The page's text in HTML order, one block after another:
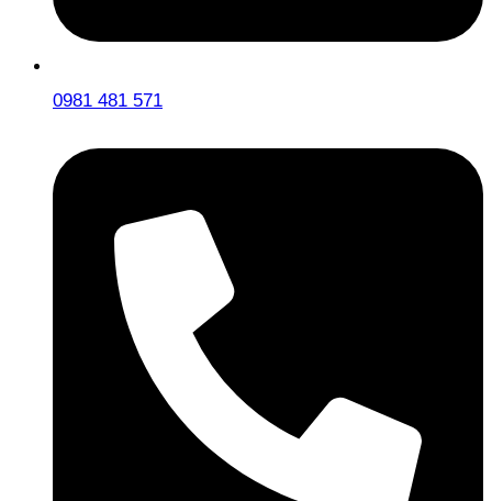
0981 481 571